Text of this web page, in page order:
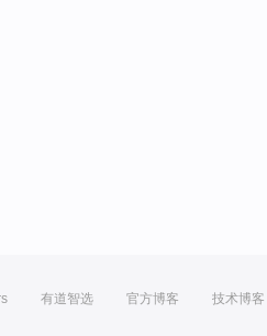
有道智选 官方博客 技术博客